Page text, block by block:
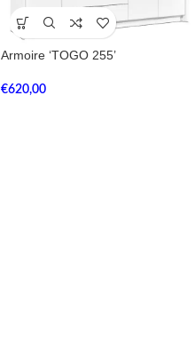
Armoire ‘TOGO 255’
€620,00